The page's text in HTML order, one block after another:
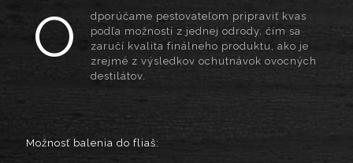
O
dporúčame pestovateľom pripraviť kvas
podľa možností z jednej odrody, čím sa
zaručí kvalita finálneho produktu, ako je
zrejmé z výsledkov ochutnávok ovocných
destilátov.
Možnosť balenia do fliaš: